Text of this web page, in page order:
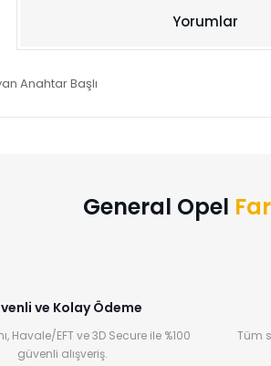
Yorumlar
Anahtar Başlı
General Opel
ve Kolay Ödeme
Havale/EFT ve 3D Secure ile %100
güvenli alışveriş.
Tüm